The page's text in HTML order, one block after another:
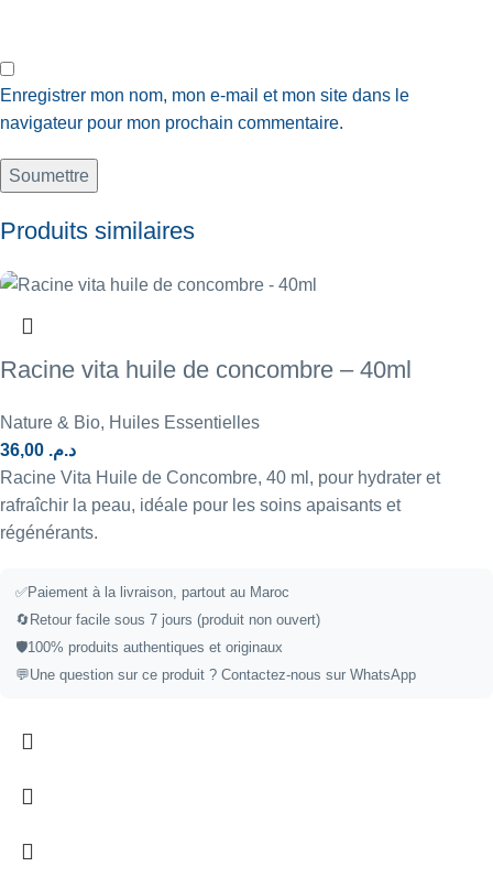
Enregistrer mon nom, mon e-mail et mon site dans le
navigateur pour mon prochain commentaire.
Produits similaires
Racine vita huile de concombre – 40ml
Nature & Bio, Huiles Essentielles
د.م.
Racine Vita Huile de Concombre, 40 ml, pour hydrater et
rafraîchir la peau, idéale pour les soins apaisants et
régénérants.
✅Paiement à la livraison, partout au Maroc
🔄 Retour facile sous 7 jours (produit non ouvert)
🛡️100% produits authentiques et originaux
💬Une question sur ce produit ? Contactez-nous sur WhatsApp